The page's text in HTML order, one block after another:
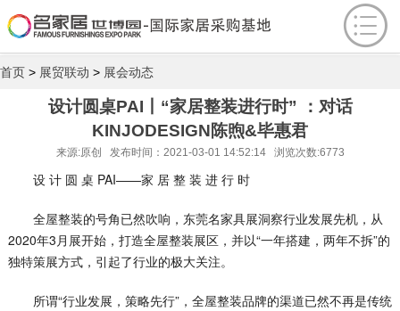
首页 > 展贸联动 > 展会动态
设计圆桌PAI丨“家居整装进行时” ：对话
KINJODESIGN陈煦&毕惠君
来源:原创 发布时间：2021-03-01 14:52:14 浏览次数:6773
设 计 圆 桌 PAI——家 居 整 装 进 行 时
全屋整装的号角已然吹响，东莞名家具展洞察行业发展先机，从
2020年3月展开始，打造全屋整装展区，并以“一年搭建，两年不拆”的
独特策展方式，引起了行业的极大关注。
所谓“行业发展，策略先行”，全屋整装品牌的渠道已然不再是传统